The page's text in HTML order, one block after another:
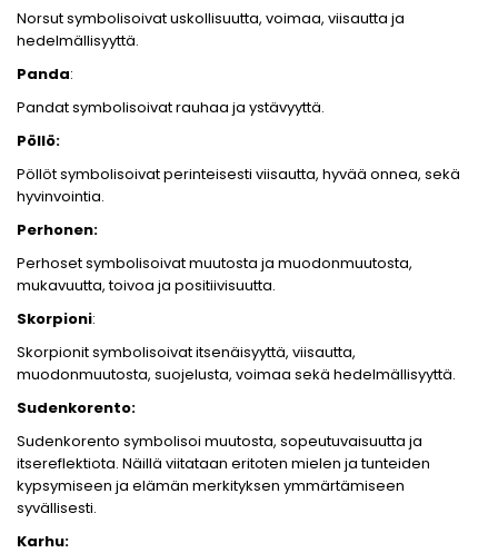
Norsut symbolisoivat uskollisuutta, voimaa, viisautta ja
hedelmällisyyttä.
Panda:
Pandat symbolisoivat rauhaa ja ystävyyttä.
Pöllö:
Pöllöt symbolisoivat perinteisesti viisautta, hyvää onnea, sekä
hyvinvointia.
Perhonen:
Perhoset symbolisoivat muutosta ja muodonmuutosta,
mukavuutta, toivoa ja positiivisuutta.
Skorpioni:
Skorpionit symbolisoivat itsenäisyyttä, viisautta,
muodonmuutosta, suojelusta, voimaa sekä hedelmällisyyttä.
Sudenkorento:
Sudenkorento symbolisoi muutosta, sopeutuvaisuutta ja
itsereflektiota. Näillä viitataan eritoten mielen ja tunteiden
kypsymiseen ja elämän merkityksen ymmärtämiseen
syvällisesti.
Karhu: